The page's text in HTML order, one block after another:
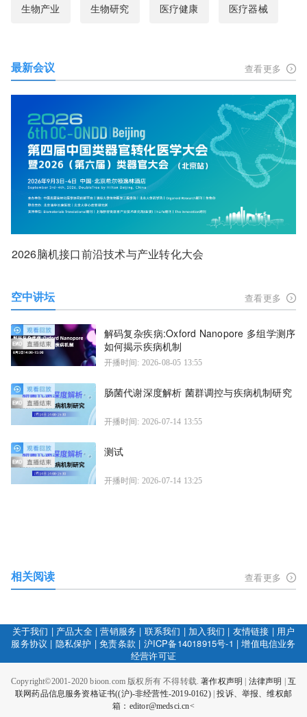
生物产业 生物研究 医疗健康 医疗器械
最新会议 查看更多
2026脑机接口前沿技术与产业转化大会
空中讲坛 查看更多
解码复杂疾病:Oxford Nanopore 多组学测序
如何揭示疾病机制
开播时间: 2026-08-05 13:55
肠菌代谢深度解析 菌群调控与疾病机制研究
开播时间: 2026-07-14 13:55
测试
开播时间: 2026-07-14 13:25
相关阅读 查看更多
关于我们 | 产品大全|营销服务 | 联系我们 | 加入我们 | 友情链接 | 用户
服务协议 | 隐私保护 |免责条款 | 沪ICP备14018915号-1 |增值电信业务
经营许可证
Copyright©2001-2020 bioon.com 版权所有 不得转载.著作权声明 法律声明
互
联网药品信息服务资格证书((沪)-非经营性-2019-0162)|投诉、举报、维权邮
箱：editor@medsci.cn<